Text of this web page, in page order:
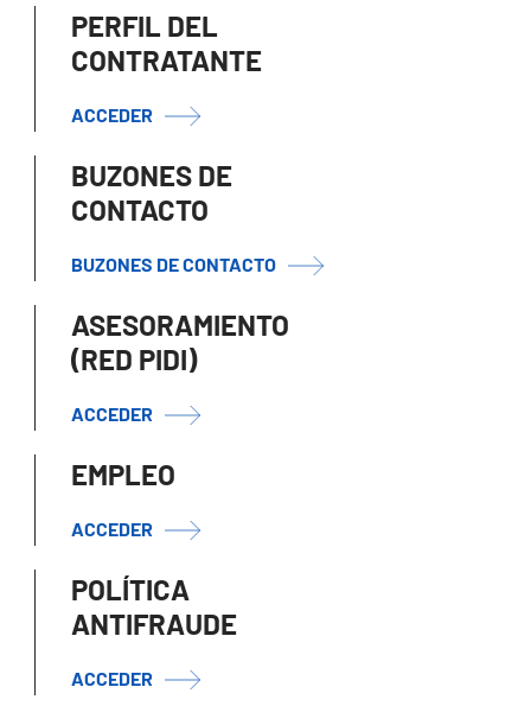
PERFIL DEL
CONTRATANTE
ACCEDER
BUZONES DE
CONTACTO
BUZONES DE CONTACTO
ASESORAMIENTO
(RED PIDI)
ACCEDER
EMPLEO
ACCEDER
POLÍTICA
ANTIFRAUDE
ACCEDER